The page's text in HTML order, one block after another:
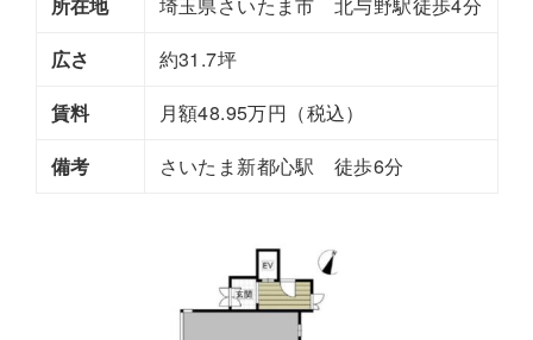
所在地
埼玉県さいたま市 北与野駅徒歩4分
広さ
約31.7坪
賃料
月額48.95万円（税込）
備考
さいたま新都心駅 徒歩6分